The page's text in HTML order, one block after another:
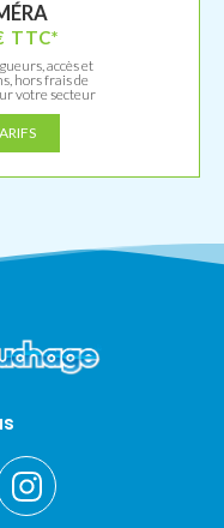
TTC*
accès et
hors frais de
votre secteur